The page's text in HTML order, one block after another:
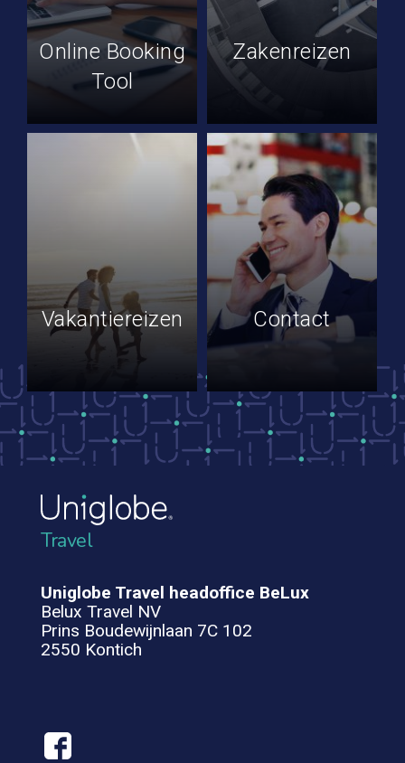
Online Booking
Tool
Zakenreizen
Vakantiereizen Contact
Travel
Uniglobe Travel headoffice BeLux
Belux Travel NV
Prins Boudewijnlaan 7C 102
2550 Kontich